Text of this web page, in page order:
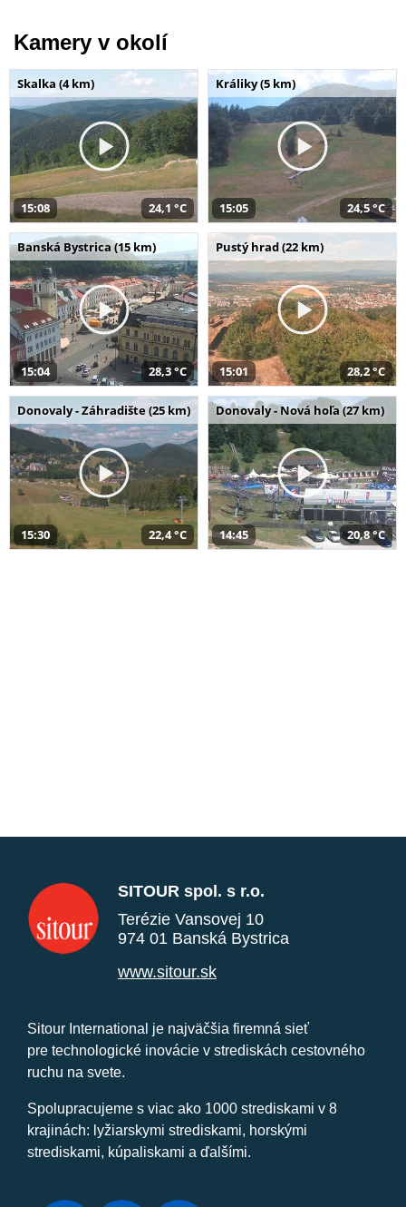
Kamery v okolí
Skalka (4 km)
15:08 24,1 °C
Králiky (5 km)
15:05 24,5 °C
Banská Bystrica (15 km)
15:04 28,3 °C
Pustý hrad (22 km)
15:01 28,2 °C
Donovaly - Záhradište (25 km)
15:30 22,4 °C
Donovaly - Nová hoľa (27 km)
14:45 20,8 °C
SITOUR spol. s r.o.
Terézie Vansovej 10
974 01 Banská Bystrica
www.sitour.sk
Sitour International je najväčšia firemná sieť
pre technologické inovácie v strediskách cestovného
ruchu na svete.
Spolupracujeme s viac ako 1000 strediskami v 8
krajinách: lyžiarskymi strediskami, horskými
strediskami, kúpaliskami a ďalšími.